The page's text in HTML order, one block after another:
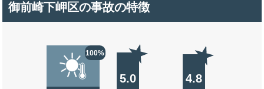
御前崎下岬区の事故の特徴
100%
5.0 4.8